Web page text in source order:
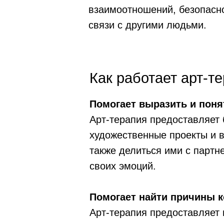
взаимоотношений,
связи с другими людьми.
Как работает арт-
Помогает выразить и
Арт-терапия
художественные проекты и
также делиться ими с
своих эмоций.
Помогает найти причины
Арт-терапия